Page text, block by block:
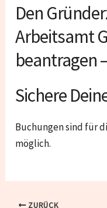
Den
Arbeitsamt
beantragen
Sichere
Buchungen sind für
möglich.
ZURÜCK